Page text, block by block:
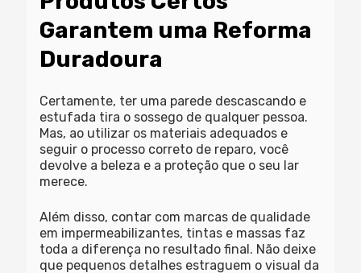
Garantem uma Reforma
Duradoura
Certamente, ter uma parede descascando e
estufada tira o sossego de qualquer pessoa.
Mas, ao utilizar os materiais adequados e
seguir o processo correto de reparo, você
devolve a beleza e a proteção que o seu lar
merece.
Além disso, contar com marcas de qualidade
em impermeabilizantes, tintas e massas faz
toda a diferença no resultado final. Não deixe
que pequenos detalhes estraguem o visual da